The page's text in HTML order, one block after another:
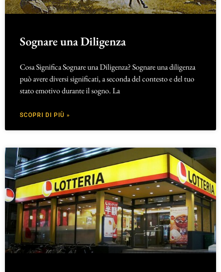
Sognare una Diligenza
Cosa Significa Sognare una Diligenza? Sognare una diligenza
può avere diversi significati, a seconda del contesto e del tuo
stato emotivo durante il sogno. La
SCOPRI DI PIÙ »